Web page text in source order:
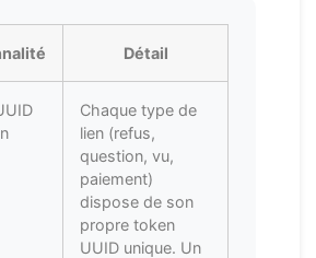
Détail
Chaque type de
lien (refus,
question, vu,
paiement)
dispose de son
propre token
UUID unique. Un